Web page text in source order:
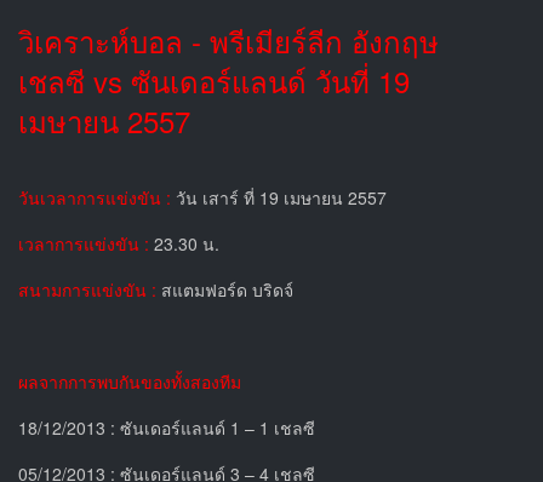
วิเคราะห์บอล - พรีเมียร์ลีก อังกฤษ
เชลซี vs ซันเดอร์แลนด์ วันที่ 19
เมษายน 2557
วันเวลาการแข่งขัน : วัน เสาร์ ที่ 19 เมษายน 2557
เวลาการแข่งขัน : 23.30 น.
สนามการแข่งขัน : สแตมฟอร์ด บริดจ์
ผลจากการพบกันของทั้งสองทีม
18/12/2013 : ซันเดอร์แลนด์ 1 – 1 เชลซี
05/12/2013 : ซันเดอร์แลนด์ 3 – 4 เชลซี